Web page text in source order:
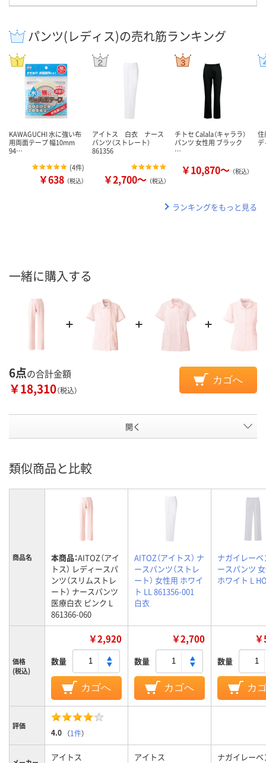
パンツ(レディス)の売れ筋ランキング
KAWAGUCHI 水に強い布
用両面テープ 幅10mm
94…
(4件)
￥638 （税込）
アイトス 白衣 ナース
パンツ（ストレート）
861356
￥2,700～ （税込）
チトセ Calala（キャララ）
パンツ 女性用 ブラック
…
￥10,870～ （税込）
住
ランキングをもっと見る
一緒に購入する
6点の合計金額
￥18,310（税込）
カゴへ
開く
類似商品と比較
商品名 本商品：AITOZ（アイ
トス） レディースパ
ンツ（スリムストレ
ート） ナースパンツ
医療白衣 ピンク L
861366-060
AITOZ（アイトス） ナ
ースパンツ（ストレ
ート） 女性用 ホワイ
ト LL 861356-001
白衣
ナガイレーベ
ースパンツ
ホワイト L
価格
(税込)
￥2,920
数量
カゴへ
￥2,700
数量
カゴへ
数量
カ
評価
4.0 （1件）
アイトス アイトス ナガイレーベ